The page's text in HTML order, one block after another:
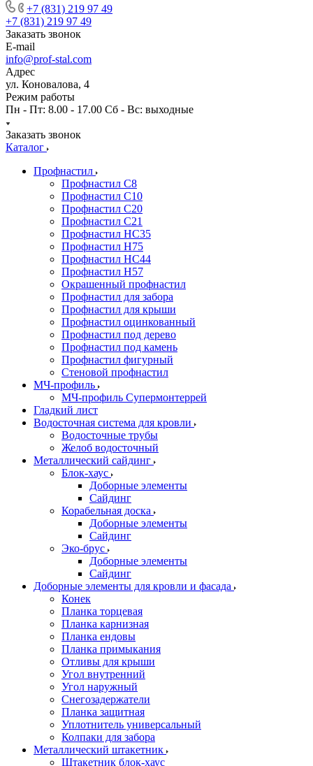
+7 (831) 219 97 49
+7 (831) 219 97 49
Заказать звонок
E-mail
info@prof-stal.com
Адрес
ул. Коновалова, 4
Режим работы
Пн - Пт: 8.00 - 17.00 Сб - Вс: выходные
Заказать звонок
Каталог
Профнастил
Профнастил С8
Профнастил С10
Профнастил С20
Профнастил С21
Профнастил НС35
Профнастил Н75
Профнастил HC44
Профнастил Н57
Окрашенный профнастил
Профнастил для забора
Профнастил для крыши
Профнастил оцинкованный
Профнастил под дерево
Профнастил под камень
Профнастил фигурный
Стеновой профнастил
МЧ-профиль
МЧ-профиль Супермонтеррей
Гладкий лист
Водосточная система для кровли
Водосточные трубы
Желоб водосточный
Металлический сайдинг
Блок-хаус
Доборные элементы
Сайдинг
Корабельная доска
Доборные элементы
Сайдинг
Эко-брус
Доборные элементы
Сайдинг
Доборные элементы для кровли и фасада
Конек
Планка торцевая
Планка карнизная
Планка ендовы
Планка примыкания
Отливы для крыши
Угол внутренний
Угол наружный
Снегозадержатели
Планка защитная
Уплотнитель универсальный
Колпаки для забора
Металлический штакетник
Штакетник блок-хаус